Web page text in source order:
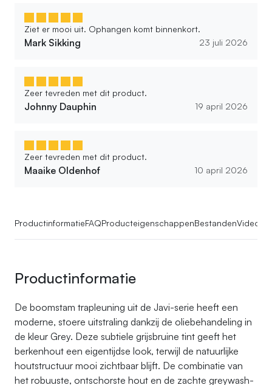
Ziet er mooi uit. Ophangen komt binnenkort.
Mark Sikking 23 juli 2026
Zeer tevreden met dit product.
Johnny Dauphin 19 april 2026
Zeer tevreden met dit product.
Maaike Oldenhof 10 april 2026
ProductinformatieFAQProducteigenschappenBestandenVideos
Productinformatie
De boomstam trapleuning uit de Javi-serie heeft een
moderne, stoere uitstraling dankzij de oliebehandeling in
de kleur Grey. Deze subtiele grijsbruine tint geeft het
berkenhout een eigentijdse look, terwijl de natuurlijke
houtstructuur mooi zichtbaar blijft. De combinatie van
het robuuste, ontschorste hout en de zachte greywash-